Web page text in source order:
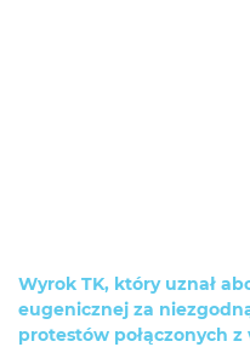
Wyrok TK, który uznał
eugenicznej za
protestów połączonych